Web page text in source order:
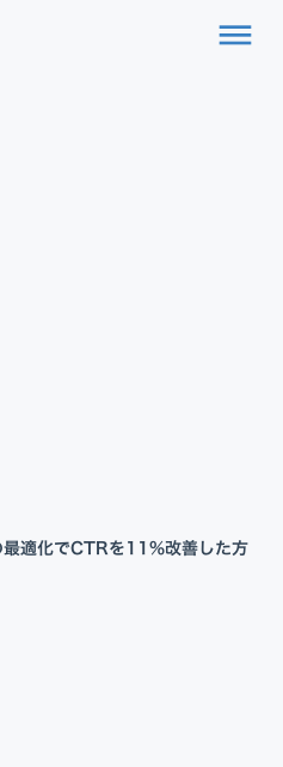
dehaze
適化でCTRを11%改善した方